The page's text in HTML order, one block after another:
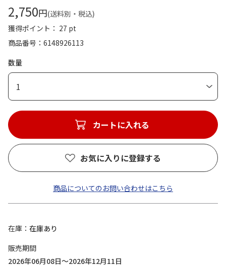
2,750円(送料別・税込)
獲得ポイント： 27 pt
商品番号
6148926113
数量
1
カートに入れる
お気に入りに登録する
商品についてのお問い合わせはこちら
在庫
在庫あり
販売期間
2026年06月08日～2026年12月11日